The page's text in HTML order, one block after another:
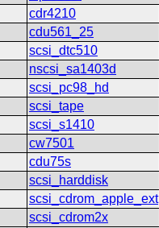
cdr4210
cdu561_25
scsi_dtc510
nscsi_sa1403d
scsi_pc98_hd
scsi_tape
scsi_s1410
cw7501
cdu75s
scsi_harddisk
scsi_cdrom_apple_ext
scsi_cdrom2x